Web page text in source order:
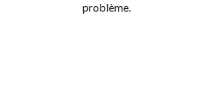
problème.